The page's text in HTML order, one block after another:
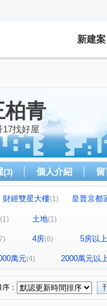
新建案
柏青
17找好屋
(3) 個人介紹
財經雙星大樓(1)
皇普京都
麗大湖
遠雄文華匯 (1)
內
陽光街(1) 金龍路(1)
權東路六段(1) 成功路四段
功路二段(1) 基隆路一段 (1)
觀路(1) 港墘路(1) 原興
(1) 土地(1)
4房(6) 5房以上
萬元(4) 2000萬元以
序：